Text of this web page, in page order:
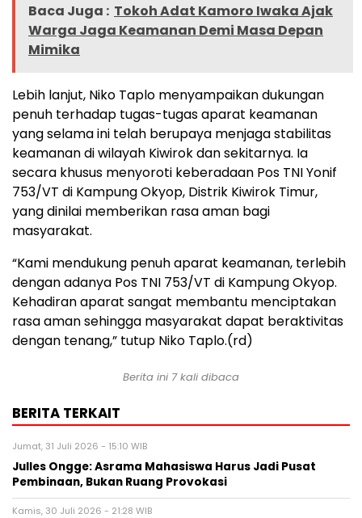
Baca Juga : Tokoh Adat Kamoro Iwaka Ajak
Warga Jaga Keamanan Demi Masa Depan
Mimika
Lebih lanjut, Niko Taplo menyampaikan dukungan
penuh terhadap tugas-tugas aparat keamanan
yang selama ini telah berupaya menjaga stabilitas
keamanan di wilayah Kiwirok dan sekitarnya. Ia
secara khusus menyoroti keberadaan Pos TNI Yonif
753/VT di Kampung Okyop, Distrik Kiwirok Timur,
yang dinilai memberikan rasa aman bagi
masyarakat.
“Kami mendukung penuh aparat keamanan, terlebih
dengan adanya Pos TNI 753/VT di Kampung Okyop.
Kehadiran aparat sangat membantu menciptakan
rasa aman sehingga masyarakat dapat beraktivitas
dengan tenang,” tutup Niko Taplo.(rd)
Berita ini 7 kali dibaca
BERITA TERKAIT
Jumat, 31 Juli 2026 - 15:10 WIB
Julles Ongge: Asrama Mahasiswa Harus Jadi Pusat
Pembinaan, Bukan Ruang Provokasi
Kamis, 30 Juli 2026 - 21:28 WIB